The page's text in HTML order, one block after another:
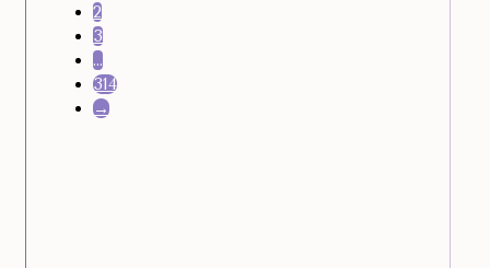
2
3
…
314
→